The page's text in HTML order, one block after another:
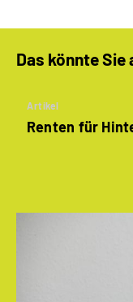
Das könnte
Artikel
Renten für